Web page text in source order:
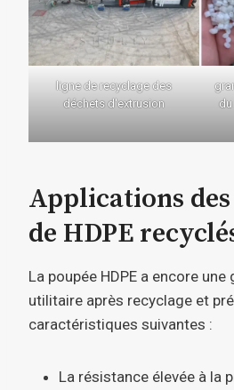
ligne de recyclage des
déchets d'extrusion
du
Applications
de HDPE
La poupée HDPE a encore une
utilitaire après recyclage et
caractéristiques suivantes :
La résistance élevée à la